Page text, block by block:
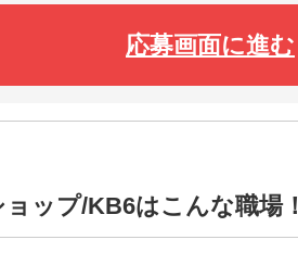
応募画面に進む
ップ/KB6はこんな職場！